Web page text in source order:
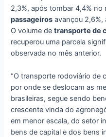
2,3%, após tombar 4,4% no
passageiros avançou 2,6%,
O volume detransporte de
recuperou uma parcela
observada no mês anterior.
“O transporte rodoviário de
por onde se deslocam as
brasileiras, segue sendo
crescente vinda do
em menor escala, do setor
bens de capital e dos bens